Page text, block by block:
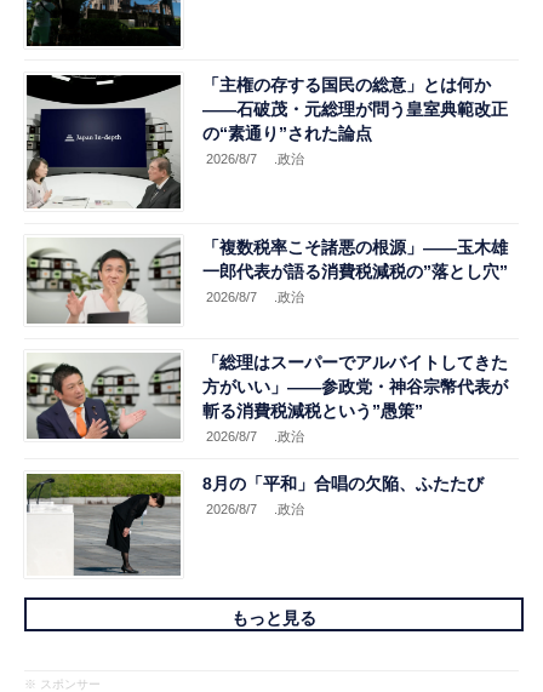
「主権の存する国民の総意」とは何か
――石破茂・元総理が問う皇室典範改正
の“素通り”された論点
2026/8/7 .政治
「複数税率こそ諸悪の根源」――玉木雄
一郎代表が語る消費税減税の”落とし穴”
2026/8/7 .政治
「総理はスーパーでアルバイトしてきた
方がいい」――参政党・神谷宗幣代表が
斬る消費税減税という”愚策”
2026/8/7 .政治
8月の「平和」合唱の欠陥、ふたたび
2026/8/7 .政治
もっと見る
※ スポンサー